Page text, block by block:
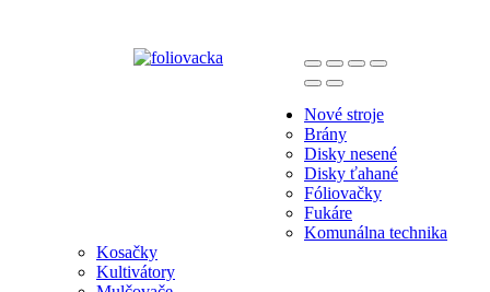
Nové stroje
Brány
Disky nesené
Disky ťahané
Fóliovačky
Fukáre
Komunálna technika
Kosačky
Kultivátory